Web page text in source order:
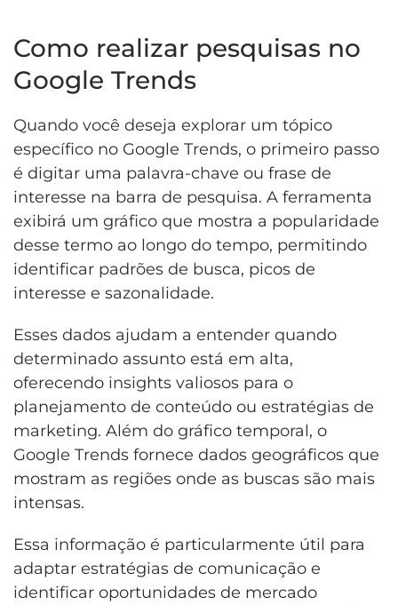
Como realizar pesquisas no
Google Trends
Quando você deseja explorar um tópico
específico no Google Trends, o primeiro passo
é digitar uma palavra-chave ou frase de
interesse na barra de pesquisa. A ferramenta
exibirá um gráfico que mostra a popularidade
desse termo ao longo do tempo, permitindo
identificar padrões de busca, picos de
interesse e sazonalidade.
Esses dados ajudam a entender quando
determinado assunto está em alta,
oferecendo insights valiosos para o
planejamento de conteúdo ou estratégias de
marketing. Além do gráfico temporal, o
Google Trends fornece dados geográficos que
mostram as regiões onde as buscas são mais
intensas.
Essa informação é particularmente útil para
adaptar estratégias de comunicação e
identificar oportunidades de mercado